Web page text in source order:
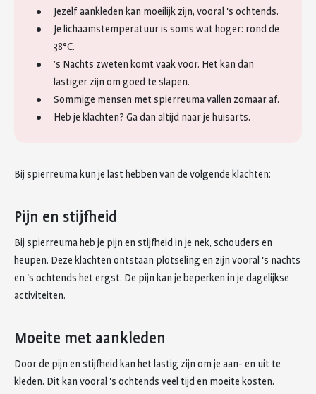
Jezelf aankleden kan moeilijk zijn, vooral 's ochtends.
Je lichaamstemperatuur is soms wat hoger: rond de
38°C.
’s Nachts zweten komt vaak voor. Het kan dan
lastiger zijn om goed te slapen.
Sommige mensen met spierreuma vallen zomaar af.
Heb je klachten? Ga dan altijd naar je huisarts.
Bij spierreuma kun je last hebben van de volgende klachten:
Pijn en stijfheid
Bij spierreuma heb je pijn en stijfheid in je nek, schouders en
heupen. Deze klachten ontstaan plotseling en zijn vooral 's nachts
en 's ochtends het ergst. De pijn kan je beperken in je dagelijkse
activiteiten.
Moeite met aankleden
Door de pijn en stijfheid kan het lastig zijn om je aan- en uit te
kleden. Dit kan vooral 's ochtends veel tijd en moeite kosten.